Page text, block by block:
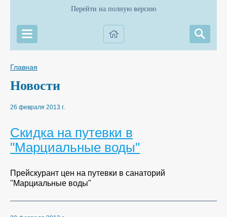
Перейти на полную версию
Главная
Новости
26 февраля 2013 г.
Скидка на путевки в
"Марциальные воды"
Прейскурант цен на путевки в санаторий
"Марциальные воды"